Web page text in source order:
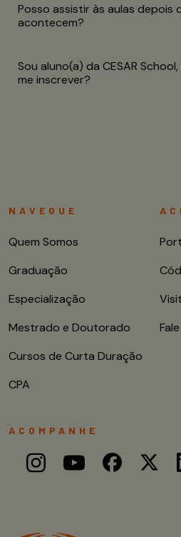
Posso assistir às aulas depois
acontecem?
Sou aluno(a) da CESAR
me inscrever?
NAVEGUE
Quem Somos
Graduação
Especialização
Mestrado e Doutorado
Cursos de Curta Duração
CPA
ACOMPANHE